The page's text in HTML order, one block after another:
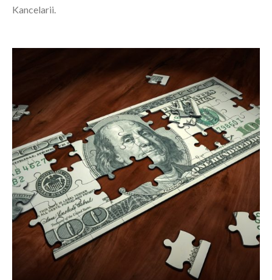
Kancelarii.